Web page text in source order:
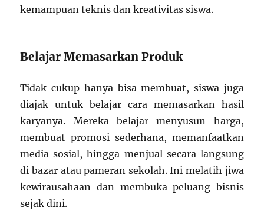
kemampuan teknis dan kreativitas siswa.
Belajar Memasarkan Produk
Tidak cukup hanya bisa membuat, siswa juga
diajak untuk belajar cara memasarkan hasil
karyanya. Mereka belajar menyusun harga,
membuat promosi sederhana, memanfaatkan
media sosial, hingga menjual secara langsung
di bazar atau pameran sekolah. Ini melatih jiwa
kewirausahaan dan membuka peluang bisnis
sejak dini.